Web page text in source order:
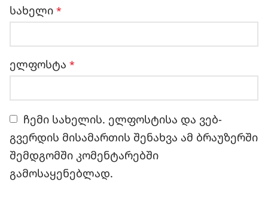
სახელი *
ელფოსტა *
ჩემი სახელის. ელფოსტისა და ვებ-
გვერდის მისამართის შენახვა ამ ბრაუზერში
შემდგომში კომენტარებში
გამოსაყენებლად.